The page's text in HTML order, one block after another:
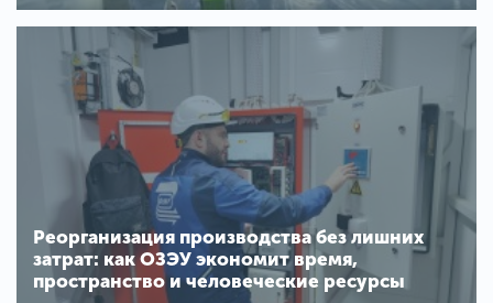
Реорганизация производства без лишних
затрат: как ОЗЭУ экономит время,
пространство и человеческие ресурсы